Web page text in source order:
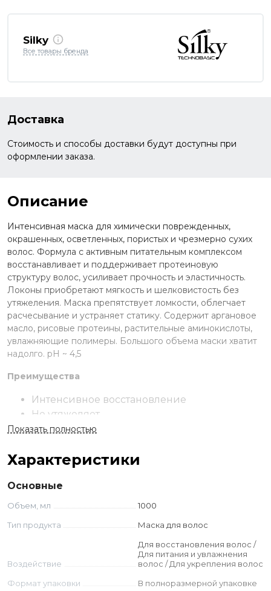
Silky
Все товары бренда
Доставка
Стоимость и способы доставки будут доступны при
оформлении заказа.
Описание
Интенсивная маска для химически поврежденных,
окрашенных, осветленных, пористых и чрезмерно сухих
волос. Формула с активным питательным комплексом
восстанавливает и поддерживает протеиновую
структуру волос, усиливает прочность и эластичность.
Локоны приобретают мягкость и шелковистость без
утяжеления. Маска препятствует ломкости, облегчает
расчесывание и устраняет статику. Содержит аргановое
масло, рисовые протеины, растительные аминокислоты,
увлажняющие полимеры. Большого объема маски хватит
надолго. рН ~ 4,5
Преимущества
Интенсивное восстановление
Не утяжеляет
Усиливает прочность волос
Применение
Нанести на влажные чистые волосы. Равномерно
распределить по всей длине. Выдержать 5 минут. Смыть
Aqua (Water), Cetearyl Alcohol, Cetrimonium Chloride,
Myristyl Alcohol, Argania Spinosa Kernel Oil, Citric Acid,
Hydrolyzed Rice Protein, Sodium Pca, Sodium Lactate,
Показать полностью
Характеристики
Основные
Объем, мл
1000
Тип продукта
Маска для волос
Воздействие
Для восстановления волос /
Для питания и увлажнения
волос / Для укрепления волос
Формат упаковки
В полноразмерной упаковке